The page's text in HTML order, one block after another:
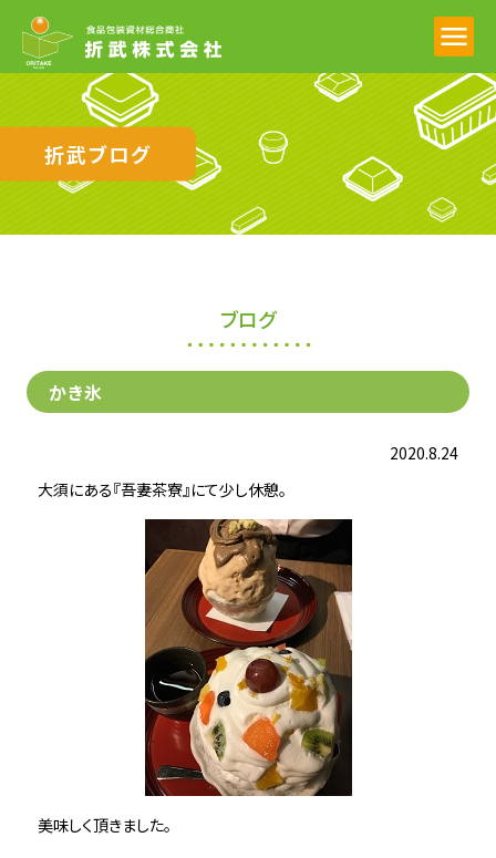
折武ブログ
ブログ
かき氷
2020.8.24
大須にある『吾妻茶寮』にて少し休憩。
美味しく頂きました。